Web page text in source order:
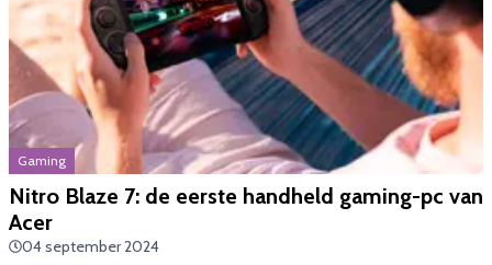
Gaming
Nitro Blaze 7: de eerste handheld gaming-pc van
Acer
04 september 2024